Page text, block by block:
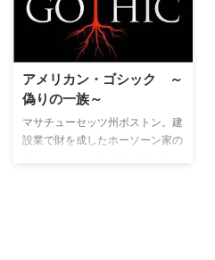
アメリカン・ゴシック ～
偽りの一族～
マサチューセッツ州ボストン。建
設業で財を成したホーソーン家の